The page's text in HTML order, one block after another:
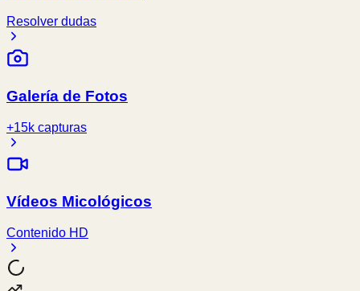
Resolver dudas
Galería de Fotos
+15k capturas
Vídeos Micológicos
Contenido HD